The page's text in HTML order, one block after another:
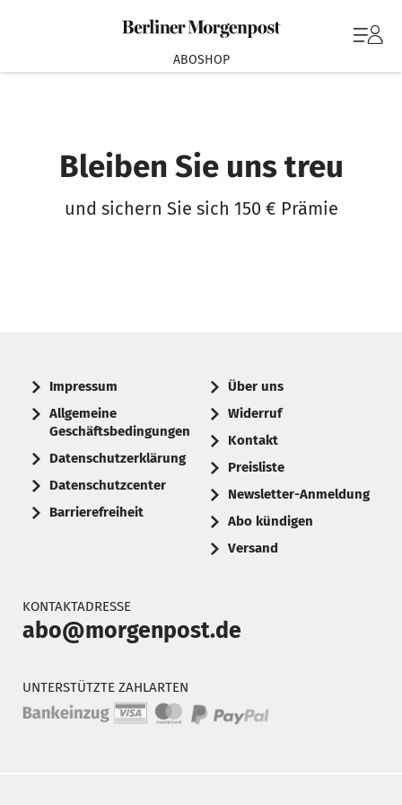
ABOSHOP
Bleiben Sie uns treu
und sichern Sie sich 150 € Prämie
Impressum
Allgemeine
Geschäftsbedingungen
Datenschutzerklärung
Datenschutzcenter
Barrierefreiheit
Über uns
Widerruf
Kontakt
Preisliste
Newsletter-Anmeldung
Abo kündigen
Versand
KONTAKTADRESSE
abo@morgenpost.de
UNTERSTÜTZTE ZAHLARTEN